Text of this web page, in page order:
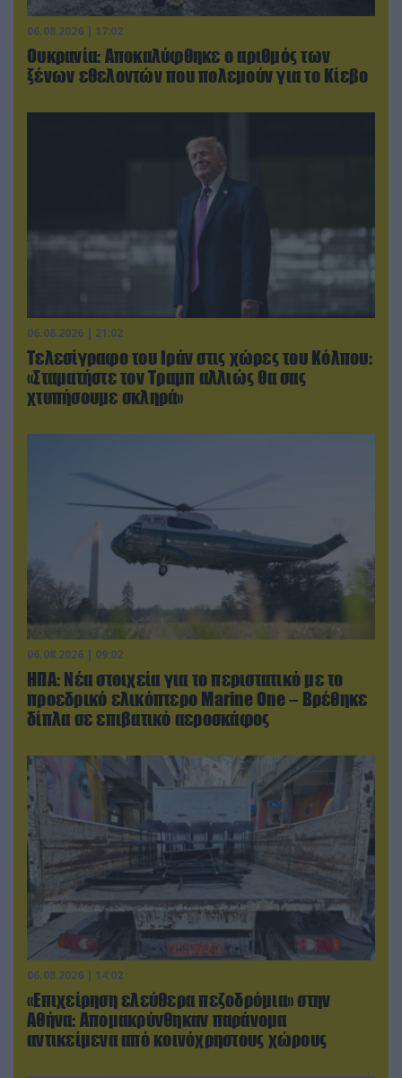
06.08.2026 | 17:02
Ουκρανία: Αποκαλύφθηκε ο αριθμός των
ξένων εθελοντών που πολεμούν για το Κίεβο
06.08.2026 | 21:02
Τελεσίγραφο του Ιράν στις χώρες του Κόλπου:
«Σταματήστε τον Τραμπ αλλιώς θα σας
χτυπήσουμε σκληρά»
06.08.2026 | 09:02
ΗΠΑ: Nέα στοιχεία για το περιστατικό με το
προεδρικό ελικόπτερο Marine One – Βρέθηκε
δίπλα σε επιβατικό αεροσκάφος
06.08.2026 | 14:02
«Επιχείρηση ελεύθερα πεζοδρόμια» στην
Αθήνα: Απομακρύνθηκαν παράνομα
αντικείμενα από κοινόχρηστους χώρους